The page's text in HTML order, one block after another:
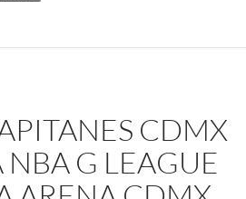
CDMX
NBA G LEAGUE